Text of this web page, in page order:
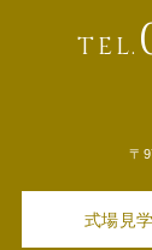
TEL.
〒
式場見